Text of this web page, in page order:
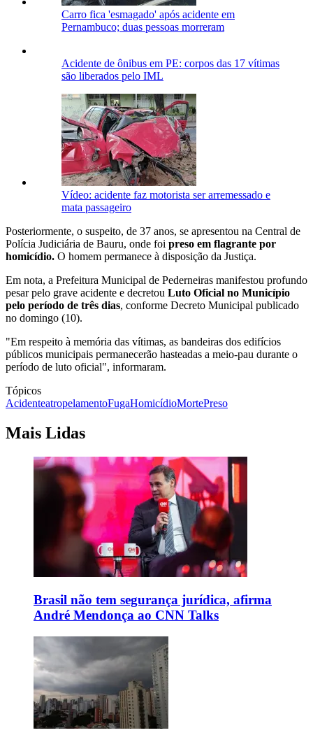
Carro fica 'esmagado' após acidente em
Pernambuco; duas pessoas morreram
Acidente de ônibus em PE: corpos das 17 vítimas
são liberados pelo IML
Vídeo: acidente faz motorista ser arremessado e
mata passageiro
Posteriormente, o suspeito, de 37 anos, se apresentou na Central de
Polícia Judiciária de Bauru, onde foi preso em flagrante por
homicídio. O homem permanece à disposição da Justiça.
Em nota, a Prefeitura Municipal de Pederneiras manifestou profundo
pesar pelo grave acidente e decretou Luto Oficial no Município
pelo período de três dias, conforme Decreto Municipal publicado
no domingo (10).
"Em respeito à memória das vítimas, as bandeiras dos edifícios
públicos municipais permanecerão hasteadas a meio-pau durante o
período de luto oficial", informaram.
Tópicos
AcidenteatropelamentoFugaHomicídioMortePreso
Mais Lidas
Brasil não tem segurança jurídica, afirma
André Mendonça ao CNN Talks